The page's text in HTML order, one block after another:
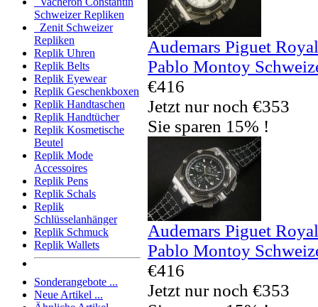
Schweizer Repliken
Zenit Schweizer
Repliken
Replik Uhren
Replik Belts
Replik Eyewear
Replik Geschenkboxen
Replik Handtaschen
Replik Handtücher
Replik Kosmetische
Beutel
Replik Mode
Accessoires
Replik Pens
Replik Schals
Replik
Schlüsselanhänger
Replik Schmuck
Replik Wallets
Sonderangebote ...
Neue Artikel ...
Audemars Piguet
Pablo Montoy
€416
Jetzt nur noch €353
Sie sparen 15% !
Audemars Piguet
Pablo Montoy
€416
Jetzt nur noch €353